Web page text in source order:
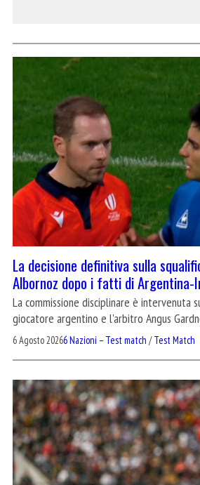
La decisione definitiva sulla
Albornoz dopo i fatti di
La commissione disciplinare è intervenuta
giocatore argentino e l'arbitro Angus
6 Agosto 20266 Nazioni – Test match /Test Match